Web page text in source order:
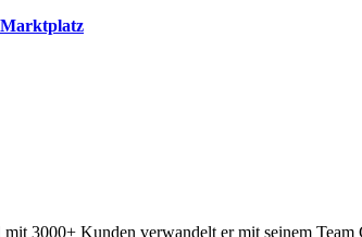
Marktplatz
3000+ Kunden verwandelt er mit seinem